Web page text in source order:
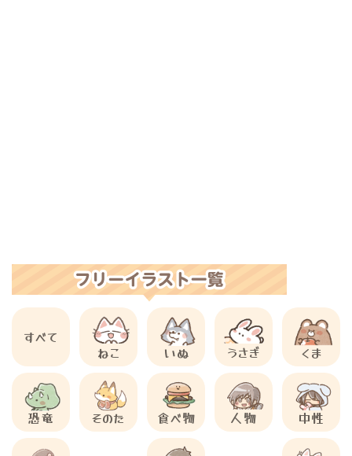
すべて
ねこ
いぬ うさぎ くま
恐竜 そのた 食べ物 人物 中性